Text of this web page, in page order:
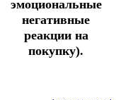
эмоциональные
негативные
реакции на
покупку).